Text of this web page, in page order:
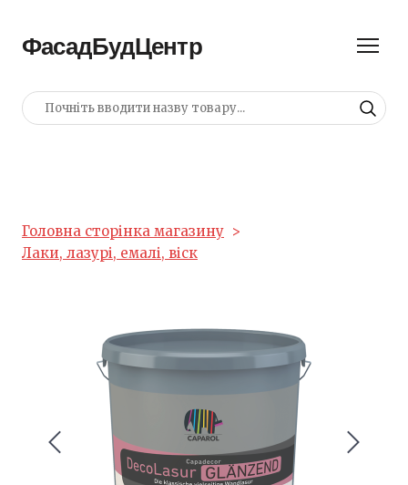
ФасадБудЦентр
Головна сторінка магазину
Лаки, лазурі, емалі, віск